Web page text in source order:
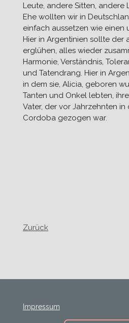
Leute, andere Sitten, andere
Ehe wollten wir in
einfach aussetzen wie einen
Hier in Argentinien sollte der
erglühen, alles wieder
Harmonie, Verständnis,
und Tatendrang. Hier in
in dem sie, Alicia, geboren
Tanten und Onkel lebten,
Vater, der vor Jahrzehnten in
Cordoba gezogen war.
Zurück
Impressum